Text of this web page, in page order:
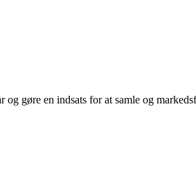
gøre en indsats for at samle og